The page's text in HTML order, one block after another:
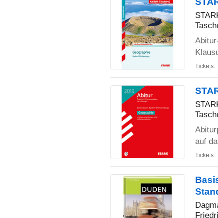
Tickets:
auf
Tickets: